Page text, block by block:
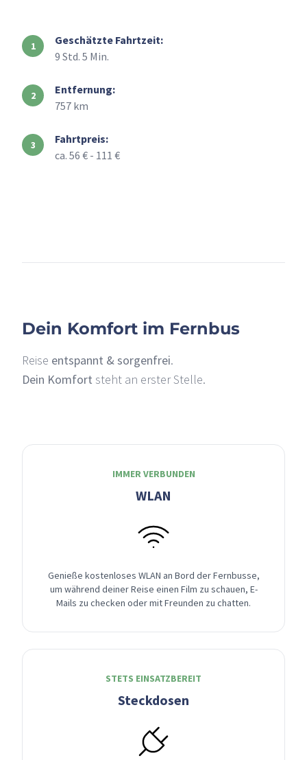
Geschätzte Fahrtzeit:
9 Std. 5 Min.
Entfernung:
757 km
Fahrtpreis:
ca. 56 € - 111 €
Dein Komfort im Fernbus
Reise entspannt & sorgenfrei.
Dein Komfort steht an erster Stelle.
IMMER VERBUNDEN
WLAN
Genieße kostenloses WLAN an Bord der Fernbusse,
um während deiner Reise einen Film zu schauen, E-
Mails zu checken oder mit Freunden zu chatten.
STETS EINSATZBEREIT
Steckdosen